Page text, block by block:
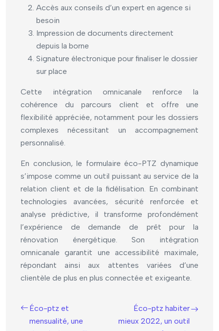
Accès aux conseils d’un expert en agence si
besoin
Impression de documents directement
depuis la borne
Signature électronique pour finaliser le dossier
sur place
Cette intégration omnicanale renforce la
cohérence du parcours client et offre une
flexibilité appréciée, notamment pour les dossiers
complexes nécessitant un accompagnement
personnalisé.
En conclusion, le formulaire éco-PTZ dynamique
s’impose comme un outil puissant au service de la
relation client et de la fidélisation. En combinant
technologies avancées, sécurité renforcée et
analyse prédictive, il transforme profondément
l’expérience de demande de prêt pour la
rénovation énergétique. Son intégration
omnicanale garantit une accessibilité maximale,
répondant ainsi aux attentes variées d’une
clientèle de plus en plus connectée et exigeante.
Éco-ptz et
mensualité, une
Éco-ptz habiter
mieux 2022, un outil